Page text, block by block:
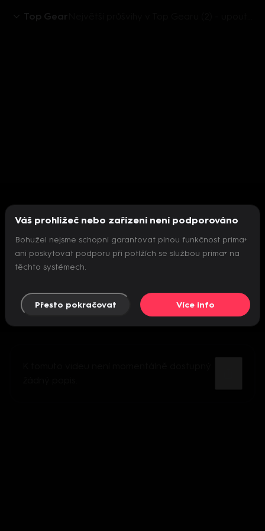
Top Gear
Nepodařilo se inicializovat přehrávač
Váš prohlížeč nebo zařízení není podporováno
Bohužel nejsme schopni garantovat plnou funkčnost prima+
ani poskytovat podporu při potížích se službou prima+ na
těchto systémech.
Přesto pokračovat Více info